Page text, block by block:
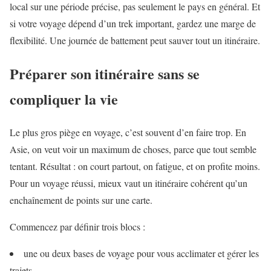
local sur une période précise, pas seulement le pays en général. Et
si votre voyage dépend d’un trek important, gardez une marge de
flexibilité. Une journée de battement peut sauver tout un itinéraire.
Préparer son itinéraire sans se
compliquer la vie
Le plus gros piège en voyage, c’est souvent d’en faire trop. En
Asie, on veut voir un maximum de choses, parce que tout semble
tentant. Résultat : on court partout, on fatigue, et on profite moins.
Pour un voyage réussi, mieux vaut un itinéraire cohérent qu’un
enchaînement de points sur une carte.
Commencez par définir trois blocs :
une ou deux bases de voyage pour vous acclimater et gérer les